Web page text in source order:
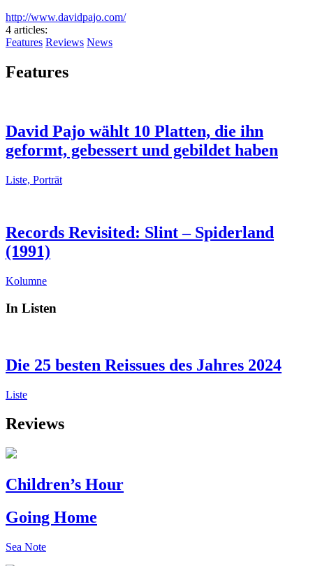
http://www.davidpajo.com/
4 articles:
Features Reviews News
Features
David Pajo wählt 10 Platten, die ihn
geformt, gebessert und gebildet haben
Liste, Porträt
Records Revisited: Slint – Spiderland
(1991)
Kolumne
In Listen
Die 25 besten Reissues des Jahres 2024
Liste
Reviews
Children’s Hour
Going Home
Sea Note